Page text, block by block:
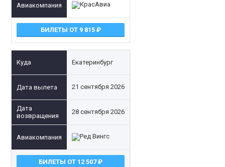
БИЛЕТЫ ОТ 9 815
Екатеринбург
21 сентября 2026
28 сентября 2026
БИЛЕТЫ ОТ 12 507